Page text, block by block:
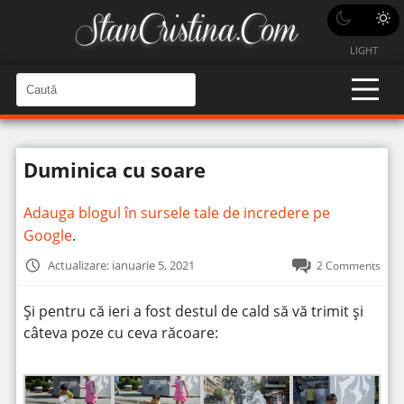
LIGHT
a
u
t
n
C
a
u
î
n
t
Duminica cu soare
Adauga blogul în sursele tale de incredere pe
Google.
Actualizare: ianuarie 5, 2021 2 Comments
Şi pentru că ieri a fost destul de cald să vă trimit şi
câteva poze cu ceva răcoare: